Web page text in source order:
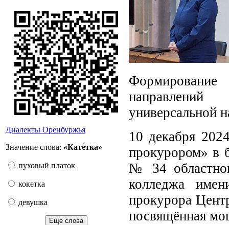
Диалекты Оренбуржья
Значение слова: «Кате́тка»
пуховый платок
кокетка
девушка
Еще слова
направлений
универсальной
10 декабря
прокурором» в
№ 34
колледжа
прокурора
посвящённая